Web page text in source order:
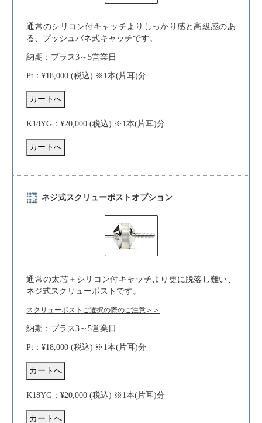
通常のシリコン付キャッチよりしっかり感と高級感のあ
る、プッシュバネ式キャッチです。
納期：プラス3～5営業日
Pt：¥18,000 (税込) ※1本(片耳)分
K18YG：¥20,000 (税込) ※1本(片耳)分
ネジ式スクリューポストオプション
通常の太芯＋シリコン付キャッチより更に脱落し難い、
ネジ式スクリューポストです。
スクリューポストご選択の際のご注意＞＞
納期：プラス3～5営業日
Pt：¥18,000 (税込) ※1本(片耳)分
K18YG：¥20,000 (税込) ※1本(片耳)分